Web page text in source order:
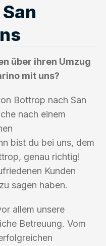
über ihren Umzug
mit uns?
Bottrop nach San
nach einem
bist du bei uns, dem
genau richtig!
Kunden
sagen haben.
allem unsere
Betreuung. Vom